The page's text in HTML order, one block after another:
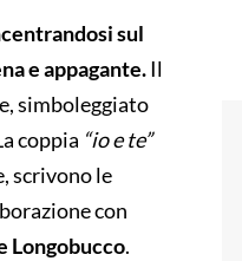
sul
e appagante.Il
simboleggiato
coppia “io e te”
scrivono le
con
Longobucco.